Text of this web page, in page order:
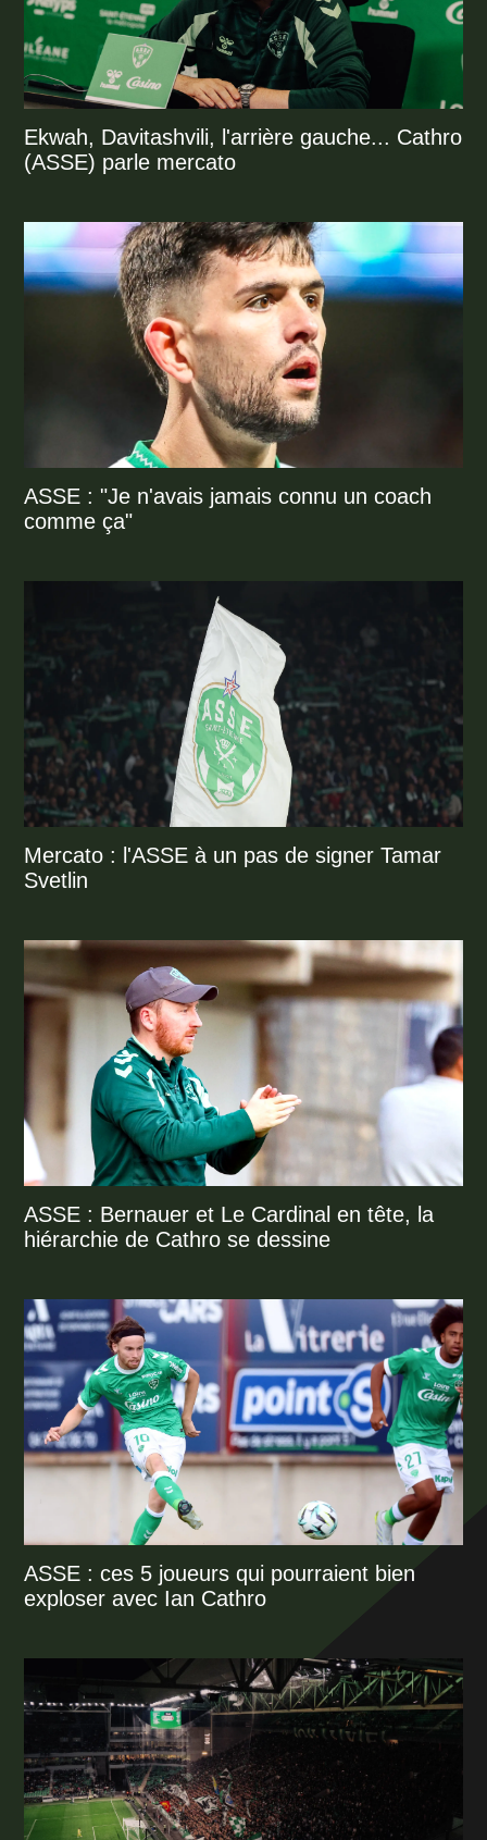
Ekwah, Davitashvili, l'arrière gauche... Cathro
(ASSE) parle mercato
ASSE : "Je n'avais jamais connu un coach
comme ça"
Mercato : l'ASSE à un pas de signer Tamar
Svetlin
ASSE : Bernauer et Le Cardinal en tête, la
hiérarchie de Cathro se dessine
ASSE : ces 5 joueurs qui pourraient bien
exploser avec Ian Cathro